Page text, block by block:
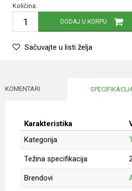
Količina:
DODAJ U KORPU
Sačuvajte u listi želja
KOMENTARI
Karakteristika
Kategorija
Težina specifikacija
Brendovi